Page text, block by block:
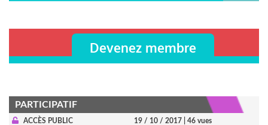
Devenez membre
PARTICIPATIF
ACCÈS PUBLIC 19 / 10 / 2017 | 46 vues